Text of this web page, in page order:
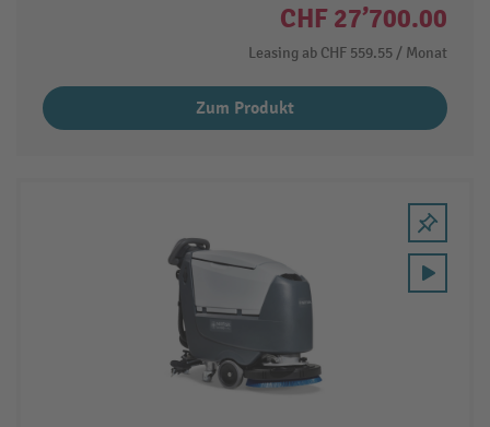
CHF 27’700.00
Leasing ab CHF 559.55 / Monat
Zum Produkt